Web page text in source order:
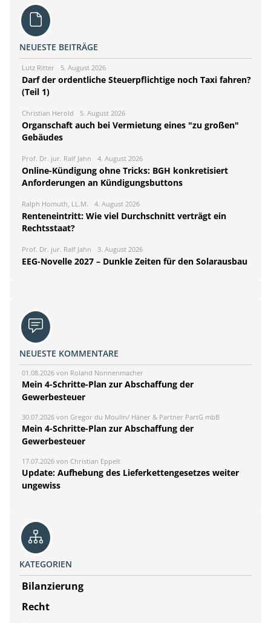
NEUESTE BEITRÄGE
Lutz Ritter 5. August 2026
Darf der ordentliche Steuerpflichtige noch Taxi fahren?
(Teil 1)
Christian Herold 5. August 2026
Organschaft auch bei Vermietung eines "zu großen"
Gebäudes
Prof. Dr. jur. Ralf Jahn 4. August 2026
Online-Kündigung ohne Tricks: BGH konkretisiert
Anforderungen an Kündigungsbuttons
Ralph Homuth, LL.M. 4. August 2026
Renteneintritt: Wie viel Durchschnitt verträgt ein
Rechtsstaat?
Prof. Dr. jur. Ralf Jahn 3. August 2026
EEG-Novelle 2027 – Dunkle Zeiten für den Solarausbau
NEUESTE KOMMENTARE
01.08.2026 von Roland Nonnenmacher
Mein 4-Schritte-Plan zur Abschaffung der
Gewerbesteuer
30.07.2026 von Gregor du Moulin/ Häner & Partner PartG mbB
Mein 4-Schritte-Plan zur Abschaffung der
Gewerbesteuer
17.07.2026 von Christian Eppelt
Update: Aufhebung des Lieferkettengesetzes weiter
ungewiss
KATEGORIEN
Bilanzierung
Recht